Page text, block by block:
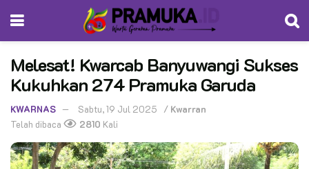
Melesat! Kwarcab Banyuwangi Sukses
Kukuhkan 274 Pramuka Garuda
KWARNAS Sabtu, 19 Jul 2025 / Kwarran
Telah dibaca
2810 Kali